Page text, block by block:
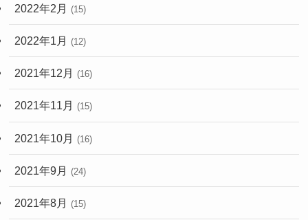
2022年2月 (15)
2022年1月 (12)
2021年12月 (16)
2021年11月 (15)
2021年10月 (16)
2021年9月 (24)
2021年8月 (15)